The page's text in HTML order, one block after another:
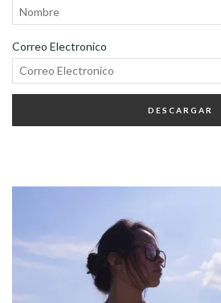
Correo Electronico